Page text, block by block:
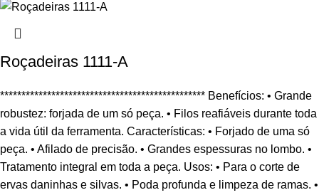
Roçadeiras 1111-A
************************************************ Benefícios: • Grande
robustez: forjada de um só peça. • Filos reafiáveis durante toda
a vida útil da ferramenta. Características: • Forjado de uma só
peça. • Afilado de precisão. • Grandes espessuras no lombo. •
Tratamento integral em toda a peça. Usos: • Para o corte de
ervas daninhas e silvas. • Poda profunda e limpeza de ramas. •